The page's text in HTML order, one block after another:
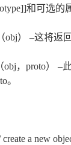
和可选的
obj） –这将返
obj，proto） –
。
a new